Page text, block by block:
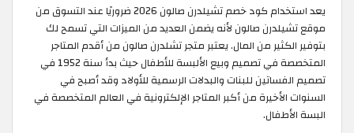
يعد استخدام كود خصم تشيلدرن صالون 2026 ضروريًا عند التسوق من
موقع تشيلدرن صالون لأنه يضمن العديد من الميزات التي تسمح لك
بتوفير الكثير من المال. يعتبر متجر تشلدرن صالون من أقدم المتاجر
المتخصصة في تصميم وبيع الألبسة للأطفال حيث بدأ سنة 1952 في
تصميم الفساتين للبنات والبدلات الرسمية للأولاد وقد أصبح في
السنوات الأخيرة من أكبر المتاجر الإلكترونية في العالم المتخصصة في
البسة الأطفال.